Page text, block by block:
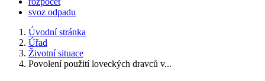
svoz odpadu
Úvodní stránka
Úřad
Životní situace
Povolení použití loveckých dravců v...